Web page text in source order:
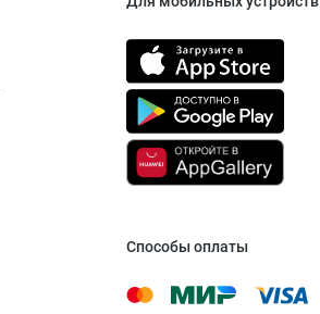
Способы оплаты